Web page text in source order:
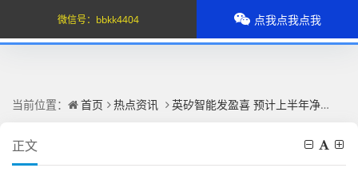
当前位置： 首页 热点资讯 英矽智能发盈喜 预计上半年净利润约3350万美元至约3950万美元同比扭亏为盈
正文
微信号： bbkk4404 点我点我点我